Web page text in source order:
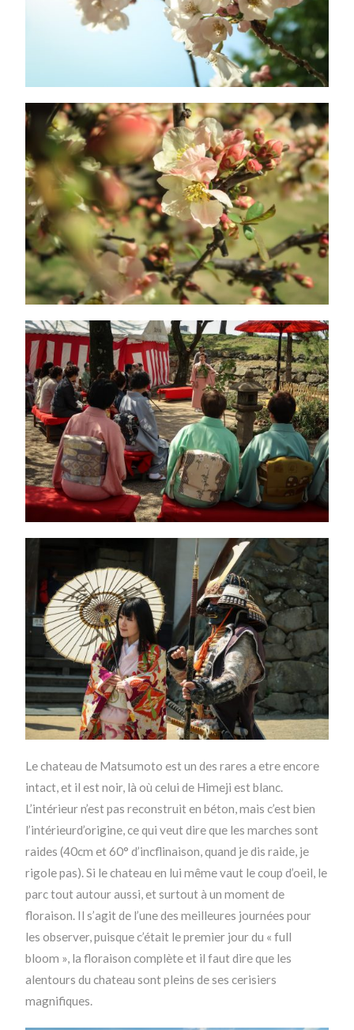
Le chateau de Matsumoto est un des rares a etre encore
intact, et il est noir, là où celui de Himeji est blanc.
L’intérieur n’est pas reconstruit en béton, mais c’est bien
l’intérieurd’origine, ce qui veut dire que les marches sont
raides (40cm et 60° d’incflinaison, quand je dis raide, je
rigole pas). Si le chateau en lui même vaut le coup d’oeil, le
parc tout autour aussi, et surtout à un moment de
floraison. Il s’agit de l’une des meilleures journées pour
les observer, puisque c’était le premier jour du « full
bloom », la floraison complète et il faut dire que les
alentours du chateau sont pleins de ses cerisiers
magnifiques.